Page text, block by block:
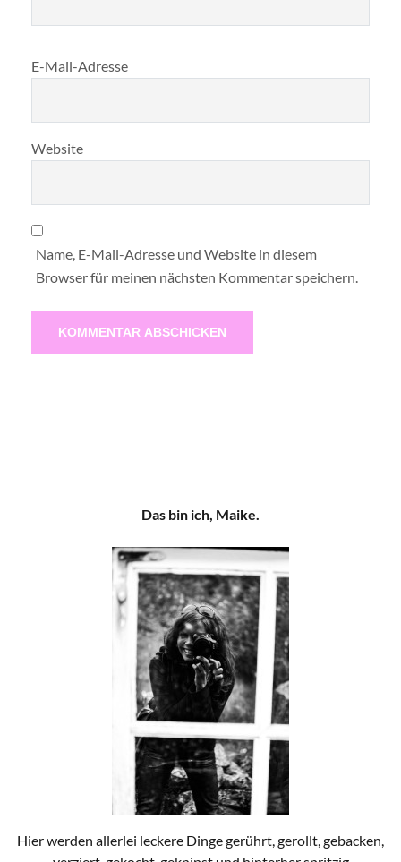
E-Mail-Adresse
Website
Name, E-Mail-Adresse und Website in diesem
Browser für meinen nächsten Kommentar speichern.
Das bin ich, Maike.
Hier werden allerlei leckere Dinge gerührt, gerollt, gebacken,